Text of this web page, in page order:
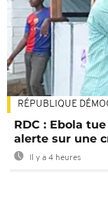
RÉPUBLIQUE
RDC : Ebola
alerte sur une
Il y a 4 heures